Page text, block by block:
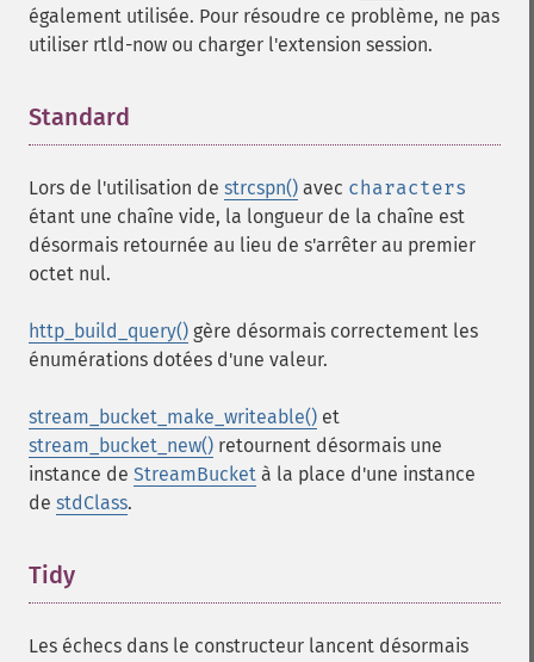
également utilisée. Pour résoudre ce problème, ne pas
utiliser rtld-now ou charger l'extension session.
Standard
Lors de l'utilisation de strcspn() avec characters
étant une chaîne vide, la longueur de la chaîne est
désormais retournée au lieu de s'arrêter au premier
octet nul.
http_build_query() gère désormais correctement les
énumérations dotées d'une valeur.
stream_bucket_make_writeable() et
stream_bucket_new() retournent désormais une
instance de StreamBucket à la place d'une instance
de stdClass.
Tidy
Les échecs dans le constructeur lancent désormais